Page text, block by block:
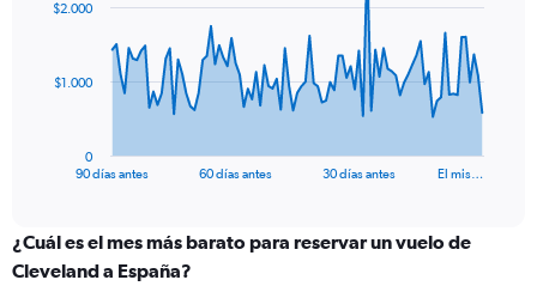
data
The
categories.
Range:
90 días antes 60 días antes 30 días antes El mis…
0
$1.000
$2.000
¿Cuál es el mes más barato para reservar un vuelo de
Cleveland a España?